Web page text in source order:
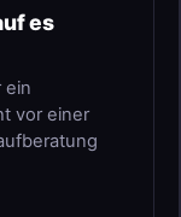
es
ein
vor einer